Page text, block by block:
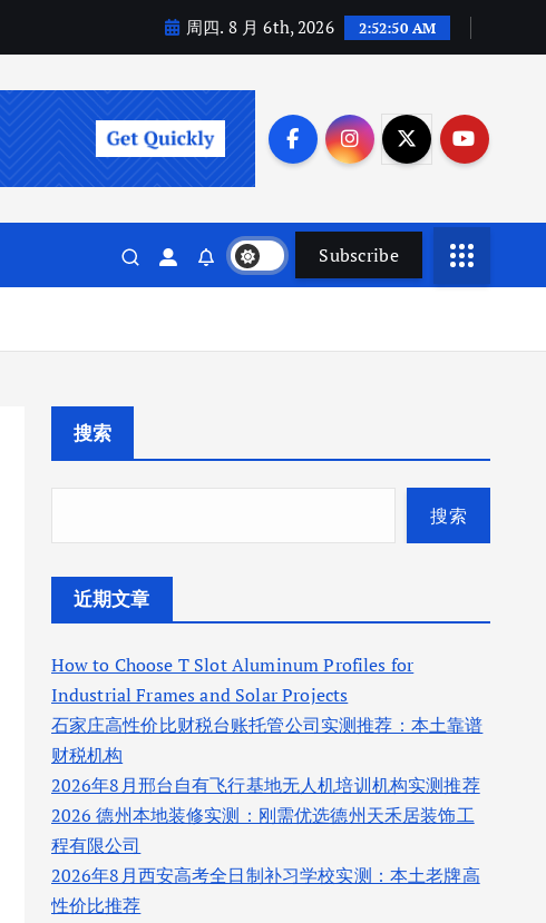
周四. 8 月 6th, 2026 2:52:51 AM
Subscribe
搜索
搜索
近期文章
How to Choose T Slot Aluminum Profiles for
Industrial Frames and Solar Projects
石家庄高性价比财税台账托管公司实测推荐：本土靠谱
财税机构
2026年8月邢台自有飞行基地无人机培训机构实测推荐
2026 德州本地装修实测：刚需优选德州天禾居装饰工
程有限公司
2026年8月西安高考全日制补习学校实测：本土老牌高
性价比推荐